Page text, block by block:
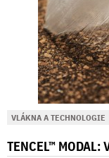
VLÁKNA A TECHNOLOGIE
TENCEL™ MODAL: